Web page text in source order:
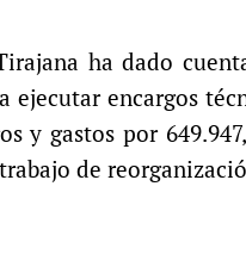
ha dado
encargos
y gastos por
de